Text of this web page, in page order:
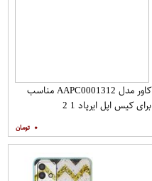
کاور مدل AAPC0001312 مناسب
برای کیس اپل ایرپاد 1 2
۰